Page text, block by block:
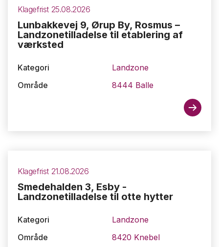
Klagefrist 25.08.2026
Lunbakkevej 9, Ørup By, Rosmus –
Landzonetilladelse til etablering af
værksted
Kategori
Landzone
Område
8444 Balle
Klagefrist 21.08.2026
Smedehalden 3, Esby -
Landzonetilladelse til otte hytter
Kategori
Landzone
Område
8420 Knebel